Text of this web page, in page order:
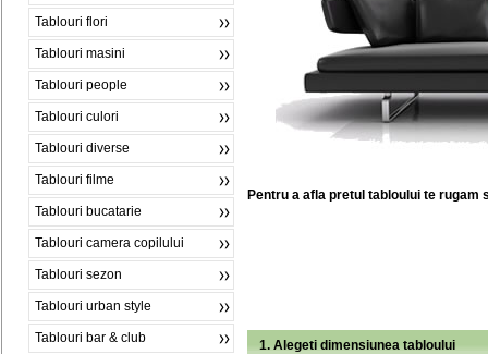
Tablouri flori
Tablouri masini
Tablouri people
Tablouri culori
Tablouri diverse
Tablouri filme
Tablouri bucatarie
Tablouri camera copilului
Tablouri sezon
Tablouri urban style
Tablouri bar & club
Pentru a afla pretul tabloului te rugam
1. Alegeti dimensiunea tabloului